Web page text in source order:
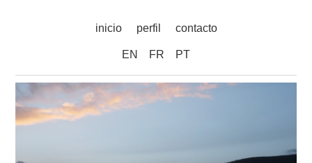
inicio perfil contacto
EN FR PT